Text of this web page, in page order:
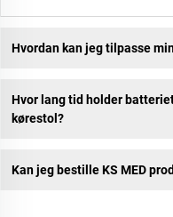
Hvordan kan jeg tilpasse
Hvor lang tid holder
kørestol?
Kan jeg bestille KS MED